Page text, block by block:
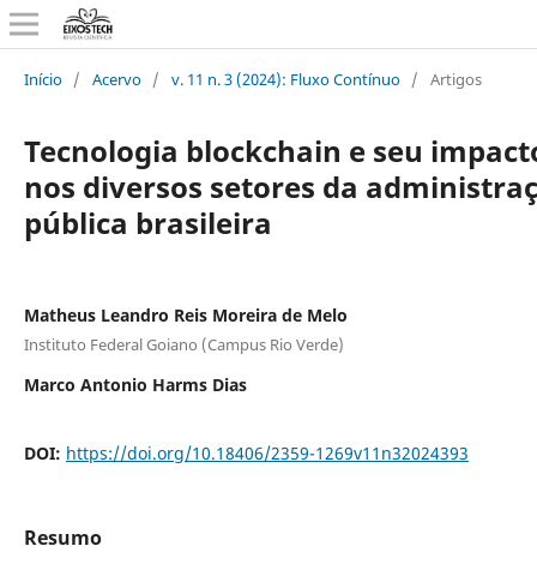
Início / Acervo / v. 11 n. 3 (2024): Fluxo Contínuo / Artigos
Tecnologia blockchain e seu
nos diversos setores da
pública brasileira
Matheus Leandro Reis Moreira de Melo
Instituto Federal Goiano (Campus Rio Verde)
Marco Antonio Harms Dias
DOI: https://doi.org/10.18406/2359-1269v11n32024393
Resumo